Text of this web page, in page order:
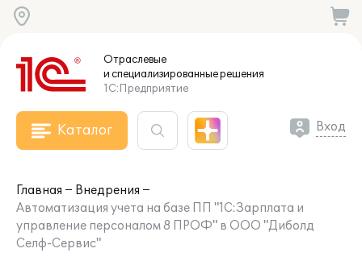
Отраслевые
и специализированныерешения
1С:Предприятие
Каталог Вход
Главная
Внедрения
Автоматизация учета на базе ПП "1С:Зарплата и
управление персоналом 8 ПРОФ" в ООО "Диболд
Селф-Сервис"